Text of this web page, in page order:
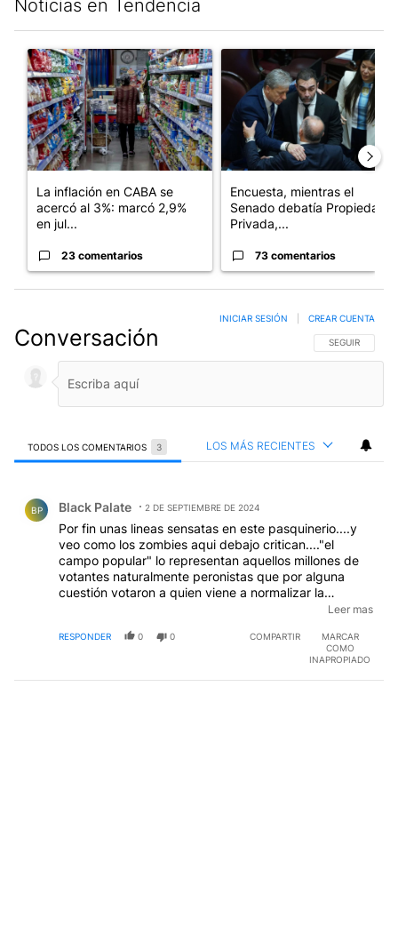
Noticias en Tendencia
Un artículo de tendencia con el título "La inflación en CABA se
La inflación en CABA se
acercó al 3%: marcó 2,9%
en jul...
23 comentarios
Un artículo de tendencia
Encuesta, mientras el
Senado debatía Propiedad
Privada,...
73 comentarios
Conversación SIGA ESTA
SEGUIR
INICIAR SESIÓN CREAR CUENTA
TODOS LOS COMENTARIOS 3 LOS MÁS RECIENTES
BP Black Palate 2 DE SEPTIEMBRE DE 2024
Por fin unas lineas sensatas en este pasquinerio....y
veo como los zombies aqui debajo critican...."el
campo popular" lo representan aquellos millones de
votantes naturalmente peronistas que por alguna
cuestión votaron a quien viene a normalizar la
economía, con dos o tres verdades de plomo como
etc. Cositas de nada que en el mundo existen y que
aqui los pensadores mágicos y millones de aturdidos
Leer mas
RESPONDER 0 0 COMPARTIR
MARCAR
COMO
INAPROPIADO